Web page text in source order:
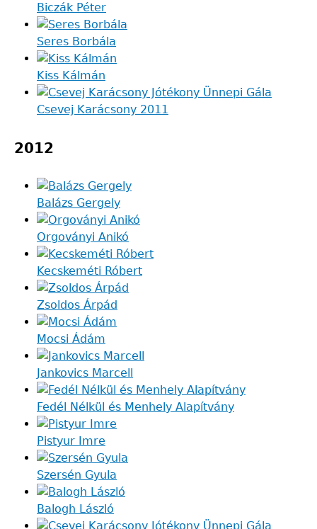
Biczák Péter
Seres Borbála
Kiss Kálmán
Csevej Karácsony 2011
2012
Balázs Gergely
Orgoványi Anikó
Kecskeméti Róbert
Zsoldos Árpád
Mocsi Ádám
Jankovics Marcell
Fedél Nélkül és Menhely Alapítvány
Pistyur Imre
Szersén Gyula
Balogh László